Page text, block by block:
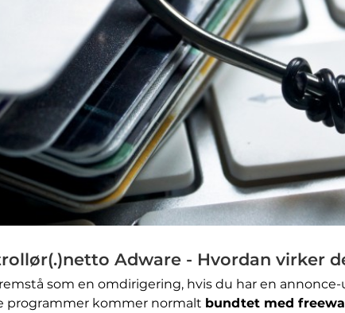
Adware - Hvordan virker
som en omdirigering, hvis du har en
programmer kommer normalt bundtet med